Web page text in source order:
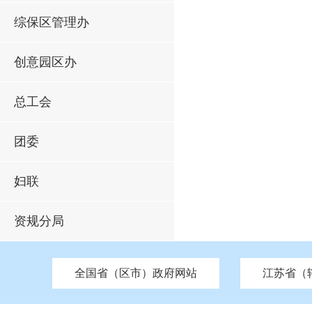
综保区管理办
创意园区办
总工会
团委
妇联
资规分局
全国省（区市）政府网站
北京 天津 重庆 河南 河北 山西
江苏省（
中国江苏 南京市政府 苏州市政府 无锡
市发改委 市工信局 市教育局 市科技局 市